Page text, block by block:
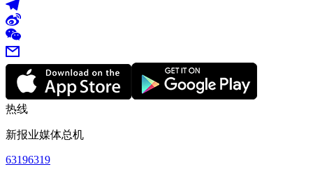
热线
新报业媒体总机
63196319